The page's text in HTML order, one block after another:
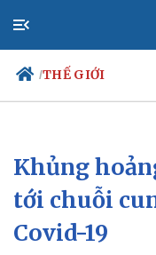
/THẾ GIỚI
Chính trị
Đảng
Tổ chức nhân sự
Quốc hội
Nhận diện sự thật
Khủng
tới chuỗi
Covid-19